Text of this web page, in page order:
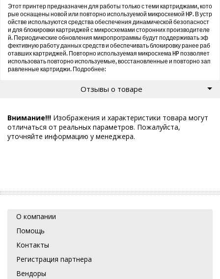
Этот принтер предназначен для работы только с теми картриджами, кото
рые оснащены новой или повторно используемой микросхемой HP. В устр
ойстве используются средства обеспечения динамической безопасност
и для блокировки картриджей с микросхемами сторонних производителе
й. Периодические обновления микропрограммы будут поддерживать эф
фективную работу данных средств и обеспечивать блокировку ранее раб
отавших картриджей. Повторно используемая микросхема HP позволяет
использовать повторно используемые, восстановленные и повторно зап
равленные картриджи. Подробнее:
Отзывы о товаре
Внимание!!! Изображения и характеристики товара могут
отличаться от реальных параметров. Пожалуйста,
уточняйте информацию у менеджера.
О компании
Помощь
Контакты
Регистрация партнера
Вендоры